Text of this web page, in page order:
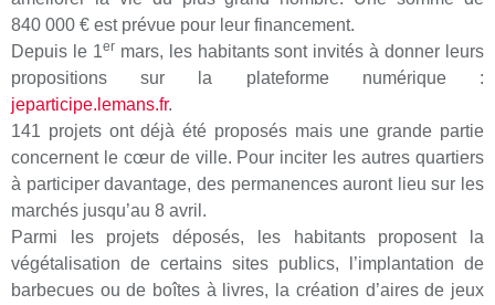
840 000 € est prévue pour leur financement.
Depuis le 1er mars, les habitants sont invités à donner leurs
propositions sur la plateforme numérique :
jeparticipe.lemans.fr.
141 projets ont déjà été proposés mais une grande partie
concernent le cœur de ville. Pour inciter les autres quartiers
à participer davantage, des permanences auront lieu sur les
marchés jusqu’au 8 avril.
Parmi les projets déposés, les habitants proposent la
végétalisation de certains sites publics, l’implantation de
barbecues ou de boîtes à livres, la création d’aires de jeux